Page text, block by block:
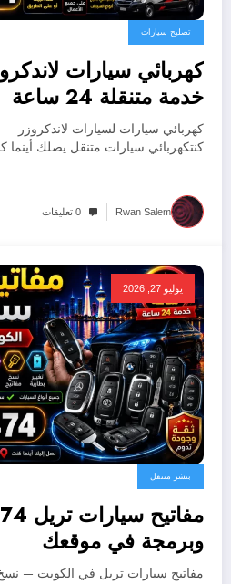
تصليح سيارات
خدمة متنقلة 24 ساعة
كهربائي سيارات لسيارات لاندكروزر —
كنتكهربائي سيارات متنقل يصلك
Rwan Salem 0 تعليقات
يوليو 27, 2026
بنشر متنقل
وبرمجة في موقعك
مفاتيح سيارات تريل في الكويت —